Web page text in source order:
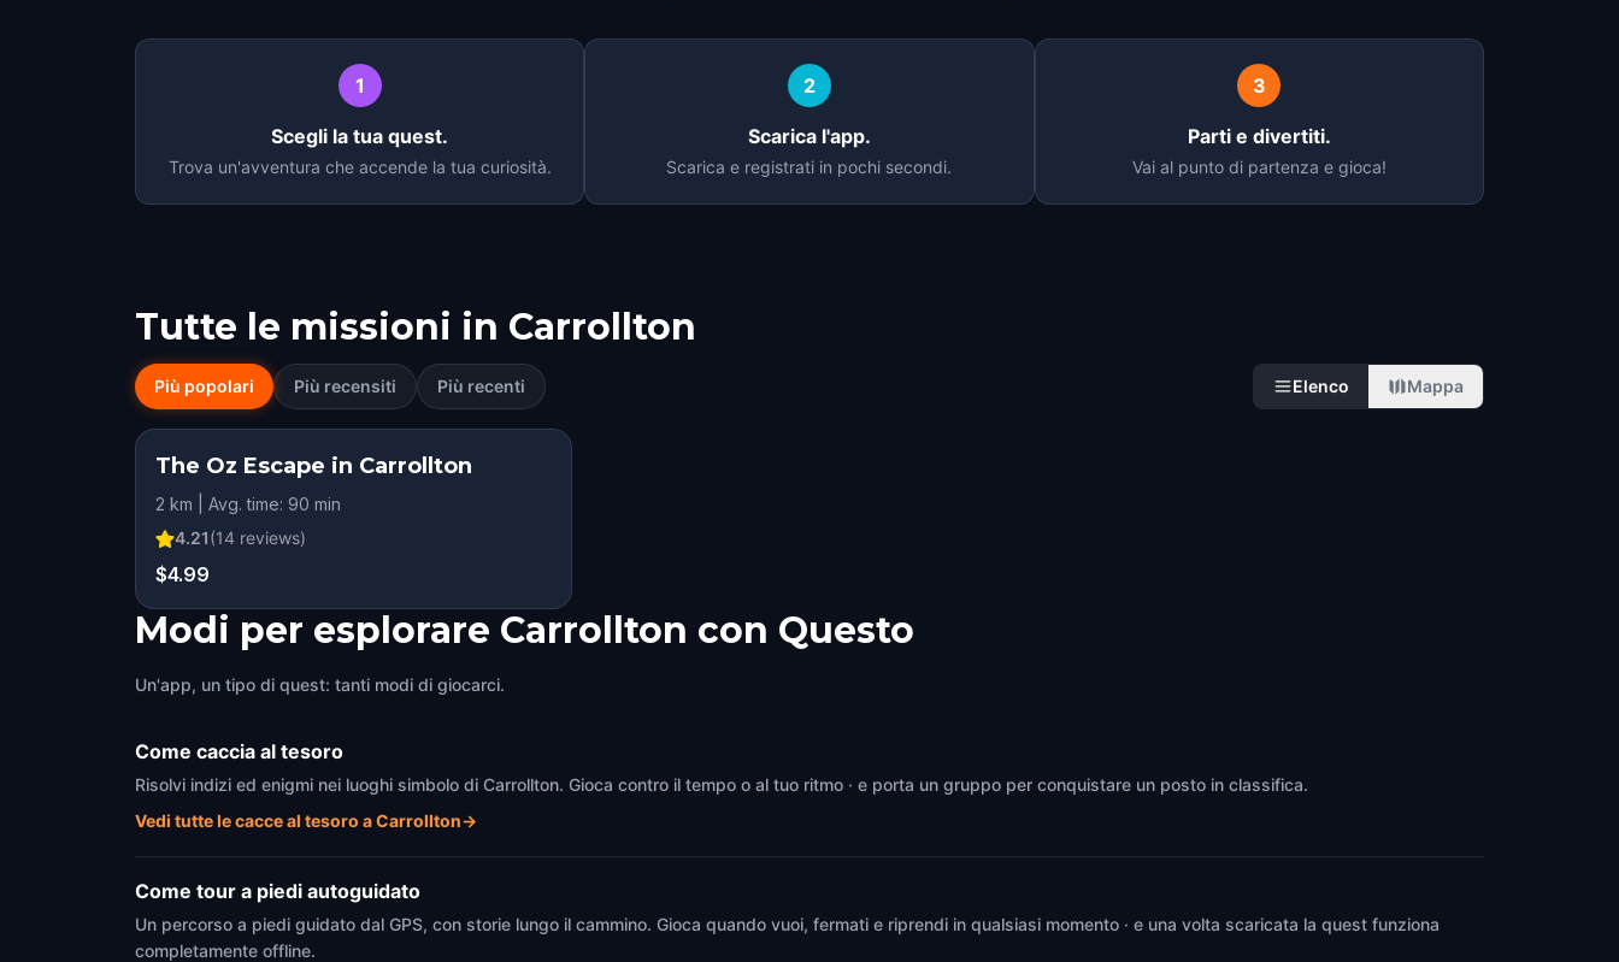
1
Scegli la tua quest.
Trova un'avventura che accende la tua curiosità.
2
Scarica l'app.
Scarica e registrati in pochi secondi.
3
Parti e divertiti.
Vai al punto di partenza e gioca!
Tutte le missioni in Carrollton
Più popolari Più recensiti Più recenti Elenco Mappa
The Oz Escape in Carrollton
2 km | Avg. time: 90 min
4.21(14 reviews)
$4.99
Modi per esplorare Carrollton con Questo
Un'app, un tipo di quest: tanti modi di giocarci.
Come caccia al tesoro
Risolvi indizi ed enigmi nei luoghi simbolo di Carrollton. Gioca contro il tempo o al tuo ritmo · e porta un gruppo per conquistare un posto in classifica.
Vedi tutte le cacce al tesoro a Carrollton→
Come tour a piedi autoguidato
Un percorso a piedi guidato dal GPS, con storie lungo il cammino. Gioca quando vuoi, fermati e riprendi in qualsiasi momento · e una volta scaricata la quest funziona
completamente offline.